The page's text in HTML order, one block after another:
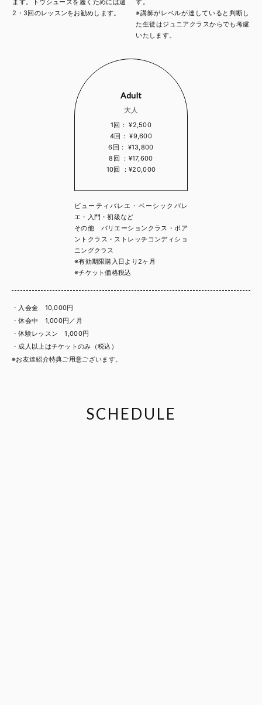
ます。トウシューズを履くためには週
2・3回のレッスンをお勧めします。
す。
※講師がレベルが達していると判断し
た生徒はジュニアクラスからでも考慮
いたします。
Adult
大人
1回： ¥2,500
4回： ¥9,600
6回： ¥13,800
8回 ：¥17,600
10回 ：¥20,000
ビューティバレエ・ベーシックバレ
エ・入門・初級など
その他 バリエーションクラス・ポア
ントクラス・ストレッチコンディショ
ニングクラス
※有効期限購入日より2ヶ月
※チケット価格税込
・入会金 10,000円
・休会中 1,000円／月
・体験レッスン 1,000円
・成人以上はチケットのみ（税込）
※お友達紹介特典ご用意ございます。
SCHEDULE